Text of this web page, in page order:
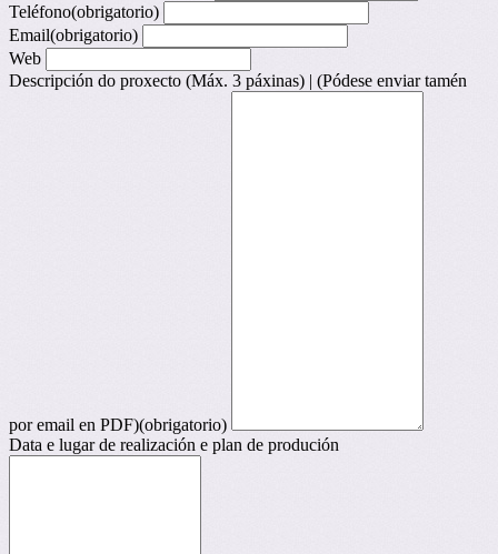
Teléfono(obrigatorio)
Email(obrigatorio)
Web
Descripción do proxecto (Máx. 3 páxinas) | (Pódese enviar tamén
por email en PDF)(obrigatorio)
Data e lugar de realización e plan de produción